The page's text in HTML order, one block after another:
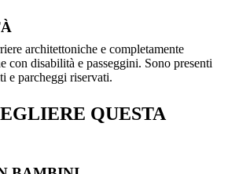
architettoniche e completamente
con disabilità e passeggini. Sono presenti
e parcheggi riservati.
QUESTA